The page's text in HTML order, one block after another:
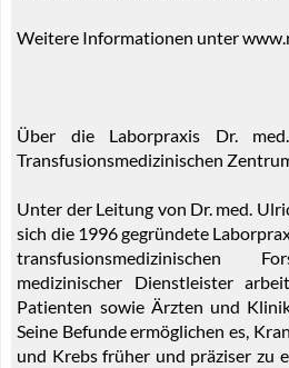
Weitere Informationen unter
Über die Laborpraxis Dr.
Transfusionsmedizinischen
Unter der Leitung von Dr. med.
sich die 1996 gegründete
transfusionsmedizinischen
medizinischer Dienstleister
Patienten sowie Ärzten und
Seine Befunde ermöglichen es,
und Krebs früher und präziser zu